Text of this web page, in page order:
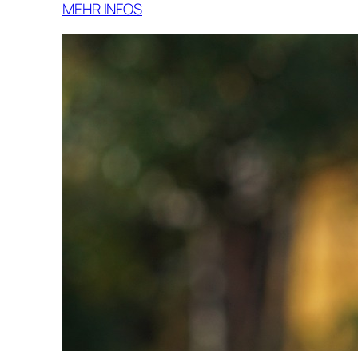
MEHR INFOS